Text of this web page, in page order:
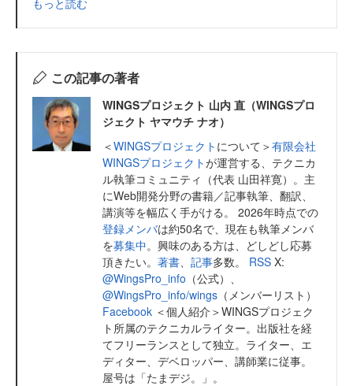
この記事の著者
WINGSプロジェクト 山内 直（WINGSプロ
ジェクト ヤマウチ ナオ）
＜WINGSプロジェクト について＞有限会社
WINGSプロジェクトが運営する、テクニカ
ル執筆コミュニティ（代表 山田祥寛）。主
にWeb開発分野の書籍／記事執筆、翻訳、
講演等を幅広く手がける。 2026年時点での
登録メンバは約50名で、現在も執筆メンバ
を募集中。興味のある方は、どしどし応募
頂きたい。 著書 記事多数。 RSS X:
@WingsPro_info （公式）、
@WingsPro_info/wings （メンバーリスト）
Facebook ＜個人紹介＞WINGSプロジェク
ト所属のテクニカルライター。出版社を経
てフリーランスとして独立。ライター、エ
ディター、デベロッパー、講師業に従事。
屋号は「たまデジ。」。